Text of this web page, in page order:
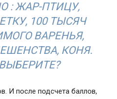
: ЖАР-ПТИЦУ,
100 ТЫСЯЧ
ВАРЕНЬЯ,
КОНЯ.
И после подсчета баллов,